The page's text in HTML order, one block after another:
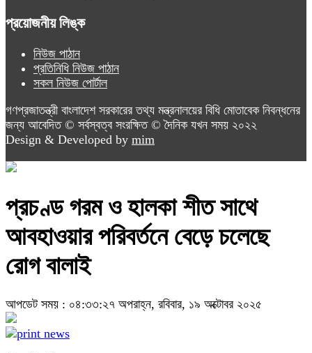
প্রয়োজনীয় লিঙ্ক
নিউজ পাঠান
প্রতিনিধি নিউজ পাঠান
সকল নিউজ পোর্টাল
গণপ্রজাতন্ত্রী বাংলাদেশ সরকারের তথ্য মন্ত্রনালয়ের বিধি মোতাবেক নিবন্ধনের
জন্য আবেদিত © সর্বস্বত্ব সংরক্ষিত © দৈনিক যখন সময় ২০২২
Design & Developed by mim
প্রচণ্ড গরম ও হালকা শীত সাথে
আবহাওয়ার পরিবর্তনে বেড়ে চলেছে
রোগ বালাই
আপডেট সময় : ০৪:৩৩:২৭ অপরাহ্ন, রবিবার, ১৯ অক্টোবর ২০২৫